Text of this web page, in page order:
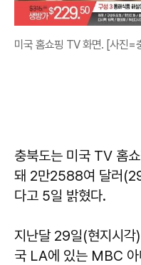
미국 홈쇼핑 TV 화면. [사진=
충북도는 미국 TV 홈
돼 2만2588여 달러
다고 5일 밝혔다.
지난달 29일(현지시각
국 LA에 있는 MBC 아